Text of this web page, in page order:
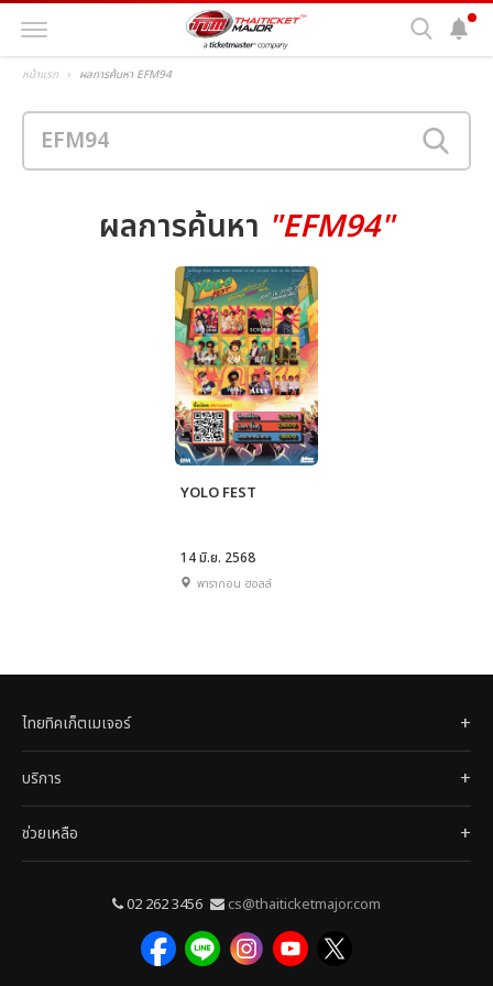
หน้าแรก ผลการค้นหา EFM94
ผลการค้นหา "EFM94"
YOLO FEST
14 มิ.ย. 2568
พารากอน ฮอลล์
ไทยทิคเก็ตเมเจอร์
บริการ
ช่วยเหลือ
02 262 3456 cs@thaiticketmajor.com